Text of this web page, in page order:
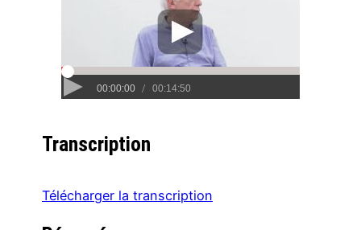
Transcription
Télécharger la transcription